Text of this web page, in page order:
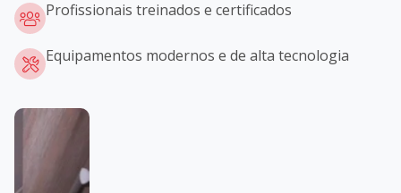
Profissionais treinados e certificados
Equipamentos modernos e de alta tecnologia